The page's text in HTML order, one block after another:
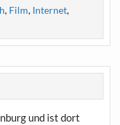
, Film, Internet,
und ist dort